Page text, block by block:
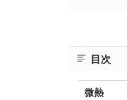
目次
微熱